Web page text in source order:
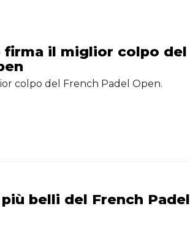
firma il miglior colpo del
colpo del French Padel Open.
belli del French Padel